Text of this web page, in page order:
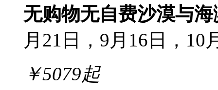
无购物无自费沙漠与海
月21日，9月16日，10
￥5079起